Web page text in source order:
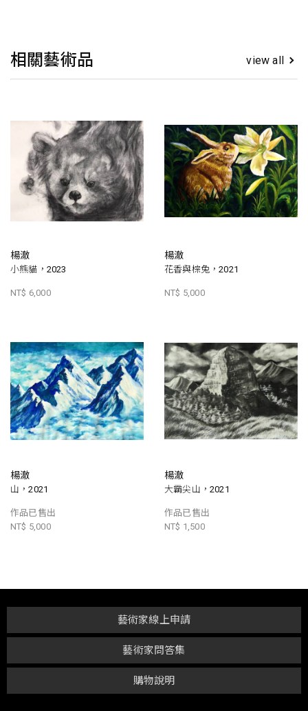
相關藝術品 view all
楊澈
小熊貓，2023
NT$ 6,000
楊澈
花香與棕兔，2021
NT$ 5,000
楊澈
山，2021
作品已售出
NT$ 5,000
楊澈
大霸尖山，2021
作品已售出
NT$ 1,500
購物說明
藝術家問答集
藝術家線上申請